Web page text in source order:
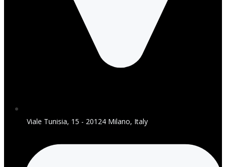
Viale Tunisia, 15 - 20124 Milano, Italy